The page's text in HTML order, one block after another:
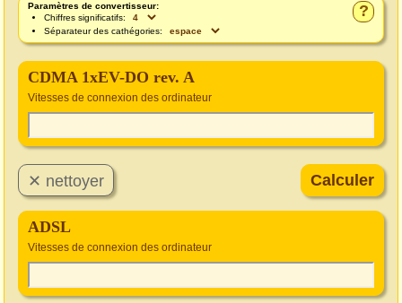
?
Paramètres de convertisseur:
Chiffres significatifs:
Séparateur des cathégories:
CDMA 1xEV-DO rev. A
Vitesses de connexion des ordinateur
ADSL
Vitesses de connexion des ordinateur